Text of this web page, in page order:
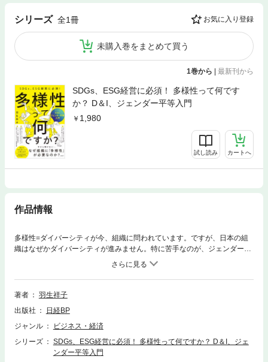
シリーズ 全1冊 お気に入り登録
未購入巻をまとめて買う
1巻から | 最新刊から
SDGs、ESG経営に必須！ 多様性って何です
か？ D＆I、ジェンダー平等入門
1,980
試し読み カートへ
作品情報
多様性=ダイバーシティが今、組織に問われています。ですが、日本の組
織はなぜかダイバーシティが進みません。特に苦手なのが、ジェンダー平
等。企業を取材して分かった「多様性に欠ける組織によくある言い訳ベス
ト5」は、これです。1位「女性だけ特別視する必要あるの?」2位「D&Iや
って、経営が上向くのか?」3位「管理職に該当する女性がいない」4位
「多様性はOKだが、女性活躍はNG」5位「女性がみんな、バリバリ働き
う。【読みどころ】◎今さら聞けない… なぜ「多様性」が組織に必要 なの
か! ?◎ 50のデータで裏付け! D&Iが企業の成長につながるわけ◎リーダ
トガバナンス で企業が対応すべき6つのこと■何からやればいい? に答えま
す【多様性早見表】【女性活躍4タイプ】 でチームのダイバー推進度を判
著者
羽生祥子
出版社
日経BP
ジャンル
ビジネス・経済
シリーズ
SDGs、ESG経営に必須！ 多様性って何ですか？ D＆I、ジェ
ンダー平等入門